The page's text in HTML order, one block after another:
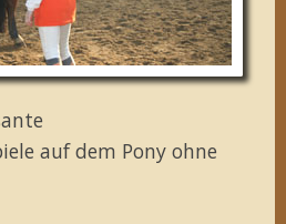
auf dem Pony ohne